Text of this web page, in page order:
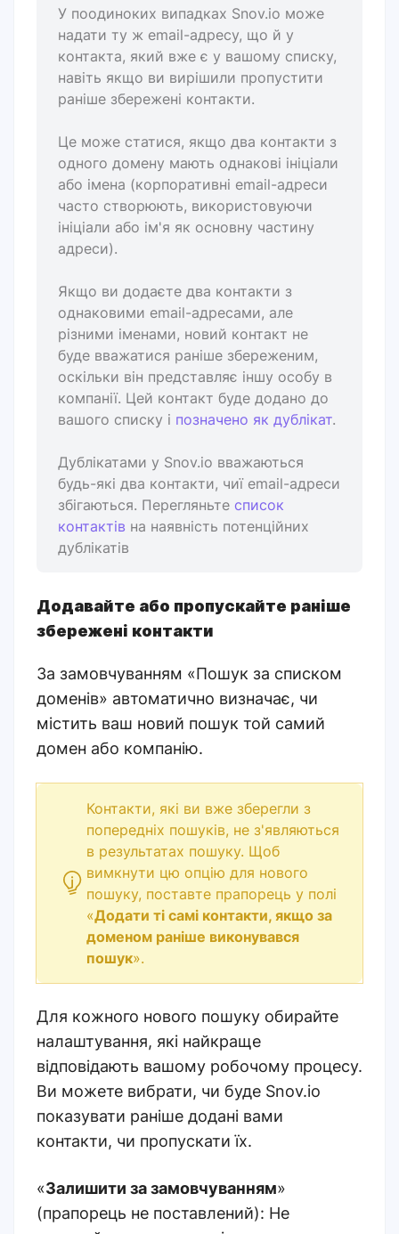
У поодиноких випадках Snov.io може
надати ту ж email-адресу, що й у
контакта, який вже є у вашому списку,
навіть якщо ви вирішили пропустити
раніше збережені контакти.
Це може статися, якщо два контакти з
одного домену мають однакові ініціали
або імена (корпоративні email-адреси
часто створюють, використовуючи
ініціали або ім'я як основну частину
адреси).
Якщо ви додаєте два контакти з
однаковими email-адресами, але
різними іменами, новий контакт не
буде вважатися раніше збереженим,
оскільки він представляє іншу особу в
компанії. Цей контакт буде додано до
вашого списку і позначено як дублікат.
Дублікатами у Snov.io вважаються
будь-які два контакти, чиї email-адреси
збігаються. Перегляньте список
контактів на наявність потенційних
дублікатів
Додавайте або пропускайте раніше
збережені контакти
За замовчуванням «Пошук за списком
доменів» автоматично визначає, чи
містить ваш новий пошук той самий
домен або компанію.
Контакти, які ви вже зберегли з
попередніх пошуків, не з'являються
в результатах пошуку. Щоб
вимкнути цю опцію для нового
пошуку, поставте прапорець у полі
«Додати ті самі контакти, якщо за
доменом раніше виконувався
пошук».
Для кожного нового пошуку обирайте
налаштування, які найкраще
відповідають вашому робочому процесу.
Ви можете вибрати, чи буде Snov.io
показувати раніше додані вами
контакти, чи пропускати їх.
«Залишити за замовчуванням»
(прапорець не поставлений): Не